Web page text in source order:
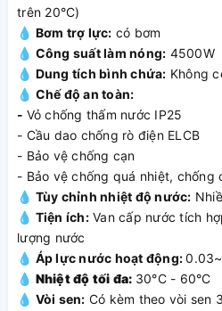
trên 20°C)
💧 Bơm trợ lực: có bơm
💧 Công suất làm nóng: 4500W
💧 Dung tích bình chứa: Không
💧 Chế độ an toàn:
- Vỏ chống thấm nước IP25
- Cầu dao chống rò điện ELCB
- Bảo vệ chống cạn
- Bảo vệ chống quá nhiệt, chống
💧 Tùy chỉnh nhiệt độ nước:
💧 Tiện ích:Van cấp nước tích
lượng nước
💧 Áp lực nước hoạt động:
💧 Nhiệt độ tối đa: 30°C - 60°C
💧 Vòi sen: Có kèm theo vòi sen